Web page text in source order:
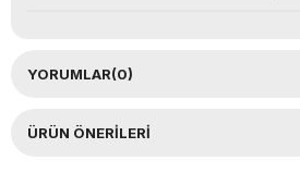
YORUMLAR(0)
ÜRÜN ÖNERILERI